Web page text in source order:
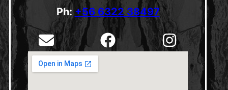
Ph: +56 6322 38497